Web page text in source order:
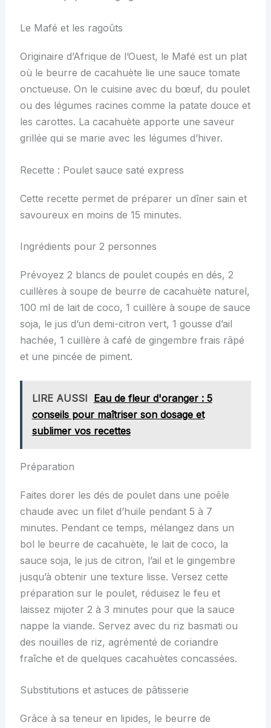
Le Mafé et les ragoûts
Originaire d’Afrique de l’Ouest, le Mafé est un plat
où le beurre de cacahuète lie une sauce tomate
onctueuse. On le cuisine avec du bœuf, du poulet
ou des légumes racines comme la patate douce et
les carottes. La cacahuète apporte une saveur
grillée qui se marie avec les légumes d’hiver.
Recette : Poulet sauce saté express
Cette recette permet de préparer un dîner sain et
savoureux en moins de 15 minutes.
Ingrédients pour 2 personnes
Prévoyez 2 blancs de poulet coupés en dés, 2
cuillères à soupe de beurre de cacahuète naturel,
100 ml de lait de coco, 1 cuillère à soupe de sauce
soja, le jus d’un demi-citron vert, 1 gousse d’ail
hachée, 1 cuillère à café de gingembre frais râpé
et une pincée de piment.
LIRE AUSSI Eau de fleur d'oranger : 5
conseils pour maîtriser son dosage et
sublimer vos recettes
Préparation
Faites dorer les dés de poulet dans une poêle
chaude avec un filet d’huile pendant 5 à 7
minutes. Pendant ce temps, mélangez dans un
bol le beurre de cacahuète, le lait de coco, la
sauce soja, le jus de citron, l’ail et le gingembre
jusqu’à obtenir une texture lisse. Versez cette
préparation sur le poulet, réduisez le feu et
laissez mijoter 2 à 3 minutes pour que la sauce
nappe la viande. Servez avec du riz basmati ou
des nouilles de riz, agrémenté de coriandre
fraîche et de quelques cacahuètes concassées.
Substitutions et astuces de pâtisserie
Grâce à sa teneur en lipides, le beurre de